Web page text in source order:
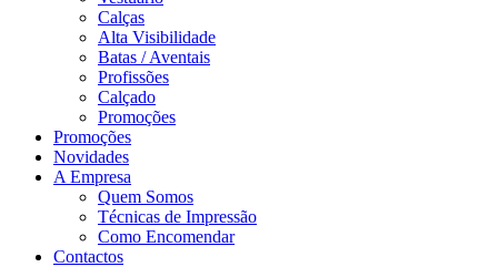
Calças
Alta Visibilidade
Batas / Aventais
Profissões
Calçado
Promoções
Promoções
Novidades
A Empresa
Quem Somos
Técnicas de Impressão
Como Encomendar
Contactos